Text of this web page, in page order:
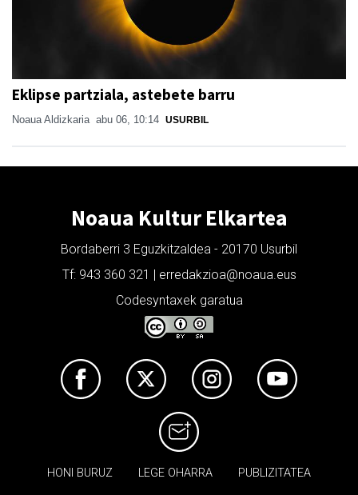
Eklipse partziala, astebete barru
Noaua Aldizkaria abu 06, 10:14 USURBIL
Noaua Kultur Elkartea
Bordaberri 3 Eguzkitzaldea - 20170 Usurbil
Tf: 943 360 321 | erredakzioa@noaua.eus
Codesyntaxek garatua
HONI BURUZ LEGE OHARRA PUBLIZITATEA